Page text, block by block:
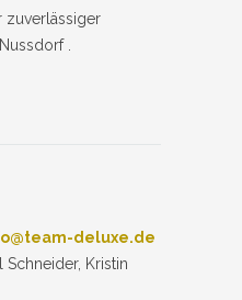
zuverlässiger
.
deluxe.de
Schneider, Kristin